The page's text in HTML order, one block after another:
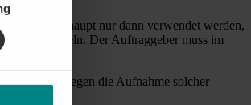
sollten überhaupt nur dann verwendet werden,
zu ermitteln. Der Auftraggeber muss im
ist. Gegen die Aufnahme solcher